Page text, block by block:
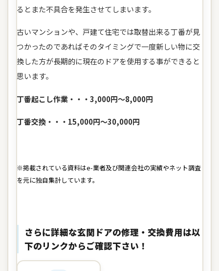
るとまた不具合を発生させてしまいます。
古いマンションや、戸建て住宅では取替出来る丁番が見
つかったのであればそのタイミングで一度新しい物に交
換した方が長期的に現在のドアを使用する事ができると
思います。
丁番起こし作業・・・3,000円～8,000円
丁番交換・・・15,000円～30,000円
※掲載されている資料はe-業者及び関連会社の実績やネット調査
を元に独自集計しています。
さらに詳細な玄関ドアの修理・交換費用は以
下のリンクからご確認下さい！